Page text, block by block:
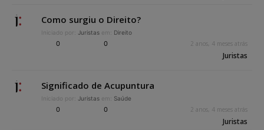
Como surgiu o Direito?
Iniciado por: Juristas em: Direito
0 0 2 anos, 4 meses atrás
Juristas
Significado de Acupuntura
Iniciado por: Juristas em: Saúde
0 0 2 anos, 4 meses atrás
Juristas